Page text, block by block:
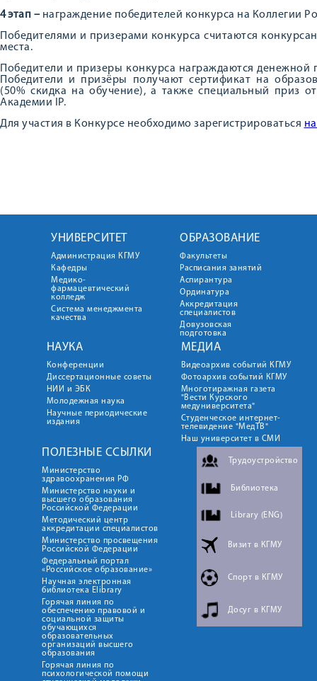
4 этап –награждение победителей конкурса на Коллегии
Победителями и призерами конкурса считаются
места.
Победители и призеры конкурса награждаются денежной
Победители и призёры получают сертификат на
(50% скидка на обучение), а также специальный приз
Академии IP.
Для участия в Конкурсе необходимо зарегистрироваться
УНИВЕРСИТЕТ
Администрация КГМУ
Кафедры
Медико-
фармацевтический
колледж
Система менеджмента
качества
ОБРАЗОВАНИЕ
Факультеты
Расписания занятий
Аспирантура
Ординатура
Аккредитация
специалистов
Довузовская
подготовка
НАУКА
Конференции
Диссертационные советы
НИИ и ЭБК
Молодежная наука
Научные периодические
издания
МЕДИА
Видеоархив событий КГМУ
Фотоархив событий КГМУ
Многотиражная газета
"Вести Курского
медуниверситета"
Студенческое интернет-
телевидение "МедТВ"
Наш университет в СМИ
ПОЛЕЗНЫЕ ССЫЛКИ
Министерство
здравоохранения РФ
Министерство науки и
высшего образования
Российской Федерации
Методический центр
аккредитации специалистов
Министерство просвещения
Российской Федерации
Федеральный портал
«Российское образование»
Научная электронная
библиотека Elibrary
Горячая линия по
обеспечению правовой и
социальной защиты
обучающихся
образовательных
организаций высшего
образования
Горячая линия по
психологической помощи
Трудоустройство
Библиотека
Library (ENG)
Визит в КГМУ
Спорт в КГМУ
Досуг в КГМУ